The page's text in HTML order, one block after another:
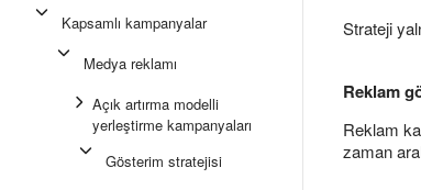
Kapsamlı kampanyalar
Medya reklamı
Açık artırma modelli
yerleştirme kampanyaları
Gösterim stratejisi
Strateji
Reklam
Reklam
zaman